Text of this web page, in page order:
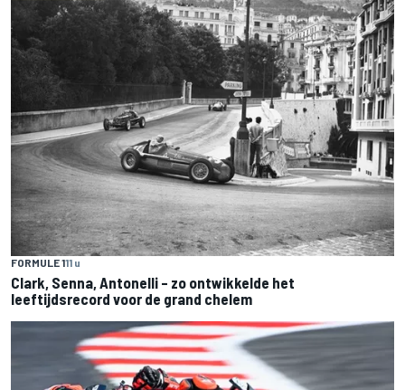
FORMULE 111 u
Clark, Senna, Antonelli – zo ontwikkelde het
leeftijdsrecord voor de grand chelem